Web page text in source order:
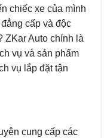
chiếc xe của mình
cấp và độc
ZKar Auto chính là
vụ và sản phẩm
vụ lắp đặt tận
cung cấp các